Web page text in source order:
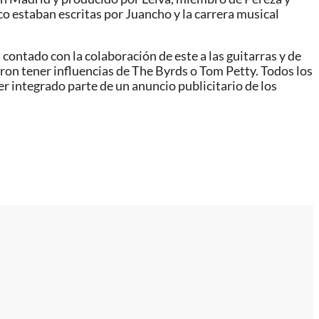
estaban escritas por Juancho y la carrera musical
con la colaboración de este a las guitarras y de
tener influencias de The Byrds o Tom Petty. Todos los
integrado parte de un anuncio publicitario de los